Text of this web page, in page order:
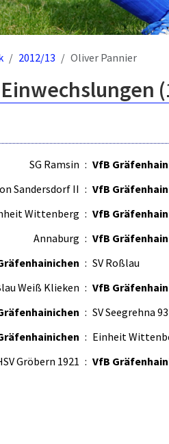
2012/13 Oliver Pannier
SG Ramsin : VfB
Sandersdorf II : VfB
Wittenberg : VfB
Annaburg : VfB
: SV Roßlau
Weiß Klieken : VfB
: SV Seegrehna 93
: Einheit
Gröbern 1921 : VfB